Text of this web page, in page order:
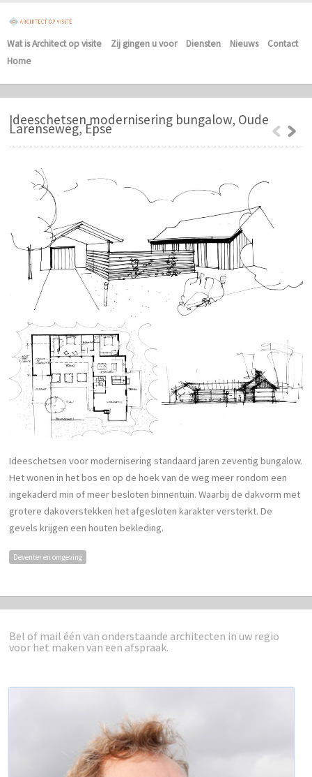
Wat is Architect op visite Zij gingen u voor Diensten Nieuws
Contact
Home
Ideeschetsen modernisering bungalow, Oude
Larenseweg, Epse
Ideeschetsen voor modernisering standaard jaren zeventig bungalow.
Het wonen in het bos en op de hoek van de weg meer rondom een
ingekaderd min of meer besloten binnentuin. Waarbij de dakvorm met
grotere dakoverstekken het afgesloten karakter versterkt. De
gevels krijgen een houten bekleding.
Deventer en omgeving
Bel of mail één van onderstaande architecten in uw regio
voor het maken van een afspraak.